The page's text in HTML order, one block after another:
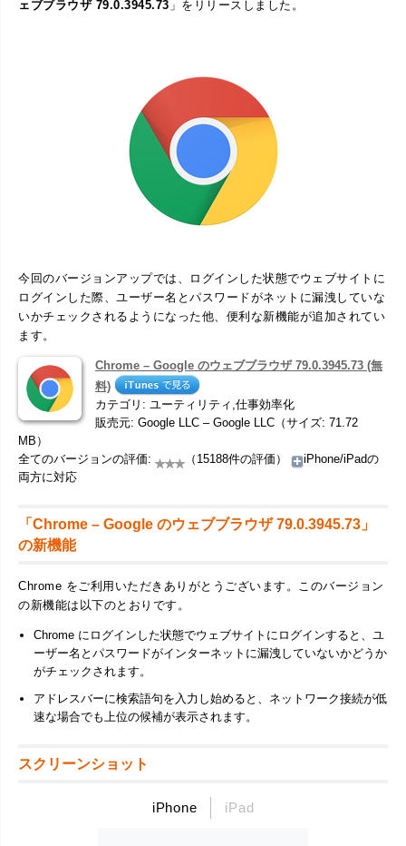
ェブブラウザ 79.0.3945.73 」をリリースしました。
今回のバージョンアップでは、ログインした状態でウェブサイトに
ログインした際、ユーザー名とパスワードがネットに漏洩していな
いかチェックされるようになった他、便利な新機能が追加されてい
ます。
Chrome – Google のウェブブラウザ 79.0.3945.73 (無
料)
カテゴリ: ユーティリティ,仕事効率化
販売元: Google LLC – Google LLC（サイズ: 71.72
MB）
全てのバージョンの評価:
（15188件の評価）
iPhone/iPadの
両方に対応
「Chrome – Google のウェブブラウザ 79.0.3945.73」
の新機能
Chrome をご利用いただきありがとうございます。このバージョン
の新機能は以下のとおりです。
Chrome にログインした状態でウェブサイトにログインすると、ユ
ーザー名とパスワードがインターネットに漏洩していないかどうか
がチェックされます。
アドレスバーに検索語句を入力し始めると、ネットワーク接続が低
速な場合でも上位の候補が表示されます。
スクリーンショット
iPhone iPad